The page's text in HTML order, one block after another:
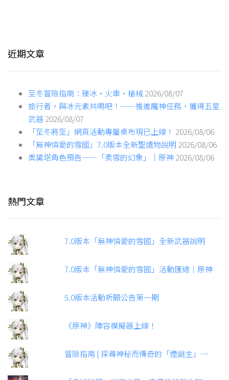
近期文章
至冬冒險指南：臻冰·火車·槍械2026/08/07
旅行者，與冰元素共鳴吧！——推進魔神任務，獲得五星
武器2026/08/07
「至冬將至」網頁活動專屬桌布現已上線！ 2026/08/06
「無神憐愛的雪國」7.0版本全新聖遺物說明 2026/08/06
奧黛塔角色預告——「柔雪的幻象」｜原神 2026/08/06
熱門文章
7.0版本「無神憐愛的雪國」全新武器說明
7.0版本「無神憐愛的雪國」活動匯總｜原神
5.0版本活動祈願公告第一期
《原神》陣容模擬器上線！
冒險指南 | 探尋神秘而傳奇的「煙謎主」…